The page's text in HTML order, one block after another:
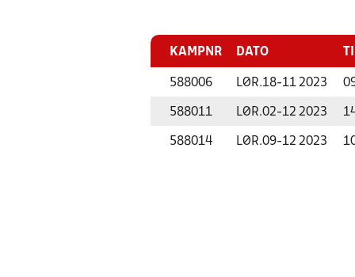
KAMPNR DATO
588006 LØR.18-11 2023
588011 LØR.02-12 2023
588014 LØR.09-12 2023